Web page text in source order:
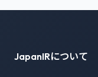
JapanIRについて